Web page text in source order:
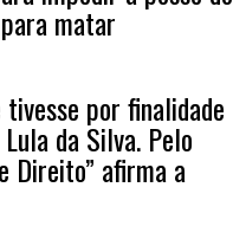
matar
por finalidade
da Silva. Pelo
Direito” afirma a